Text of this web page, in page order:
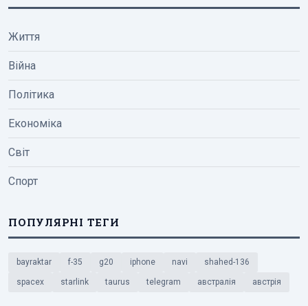
Життя
Війна
Політика
Економіка
Світ
Спорт
ПОПУЛЯРНІ ТЕГИ
bayraktar f-35 g20 iphone navi shahed-136
spacex starlink taurus telegram австралія австрія